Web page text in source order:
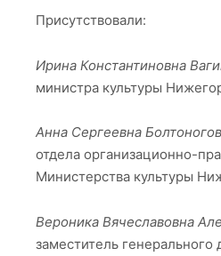
Присутствовали:
Ирина Константиновна
министра культуры
Анна Сергеевна
отдела организационно-
Министерства культуры
Вероника Вячеславовна
заместитель генерального